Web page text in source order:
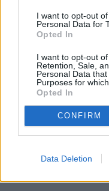
I want to opt-out
Personal Data for
Opted In
I want to opt-out
Retention, Sale,
Personal Data
Purposes for
Opted In
CONFIRM
Data Deletion